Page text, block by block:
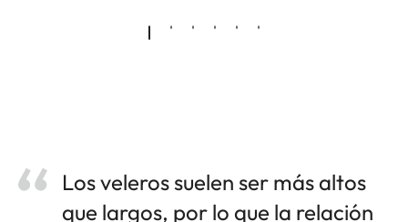
Los veleros suelen ser más altos
que largos, por lo que la relación